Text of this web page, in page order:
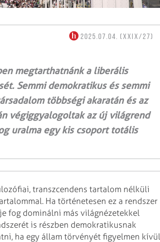
2025.07.04. (XXIX/27)
megtarthatnánk a liberális
Semmi demokratikus és semmi
többségi akaratán és az
végiggyalogoltak az új világrend
uralma egy kis csoport totális
transzcendens tartalom nélküli
Ha történetesen ez a rendszer
fog dominálni más világnézetekkel
is részben demokratikusnak
ha egy állam törvényét figyelmen kívül